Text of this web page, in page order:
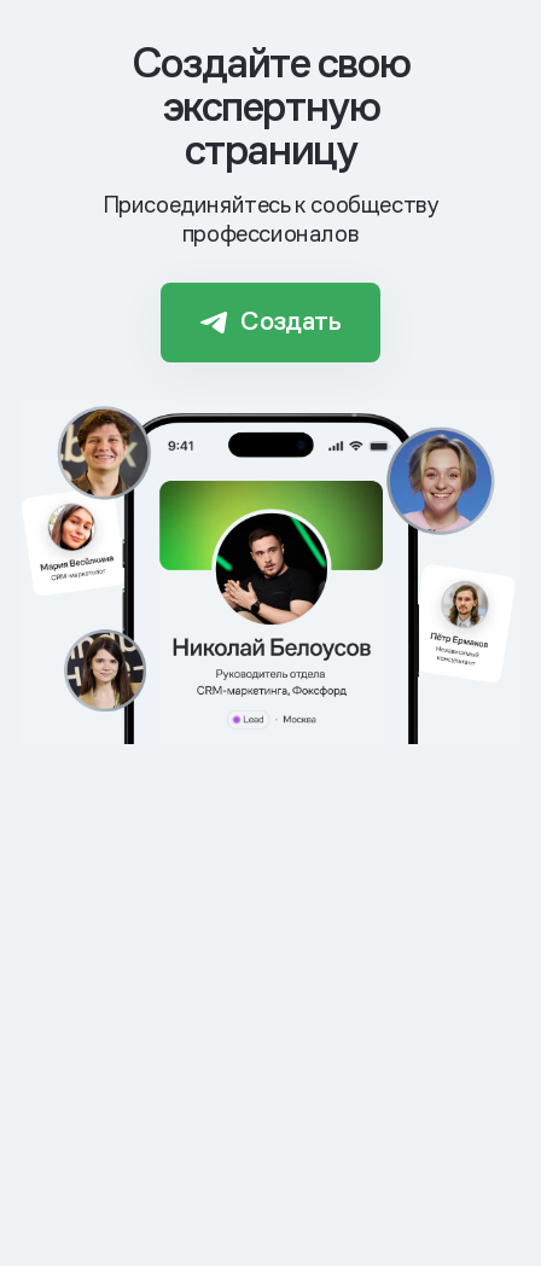
Cоздайте свою
экспертную
страницу
Присоединяйтесь к сообществу
профессионалов
Создать